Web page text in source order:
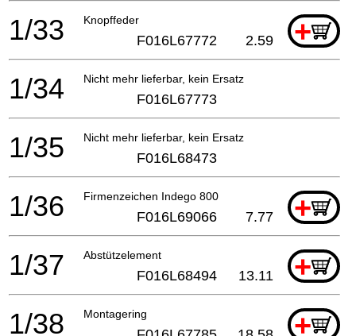
Knopffeder +
1/33 F016L67772 2.59
Nicht mehr lieferbar, kein Ersatz
1/34 F016L67773
Nicht mehr lieferbar, kein Ersatz
1/35 F016L68473
Firmenzeichen Indego 800 +
1/36 F016L69066 7.77
Abstützelement +
1/37 F016L68494 13.11
Montagering +
1/38